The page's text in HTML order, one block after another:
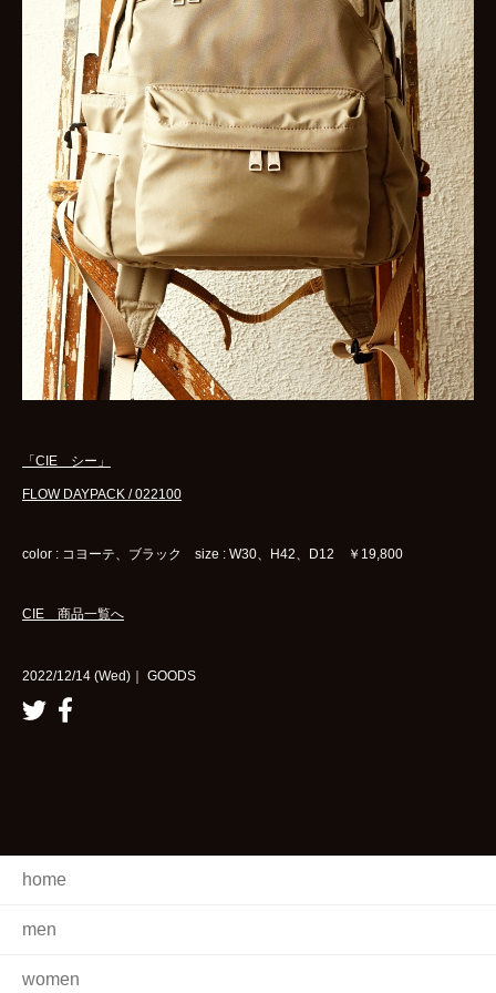
「CIE シー」
FLOW DAYPACK / 022100
color : コヨーテ、ブラック size : W30、H42、D12 ￥19,800
CIE 商品一覧へ
2022/12/14 (Wed)｜ GOODS
home
men
women